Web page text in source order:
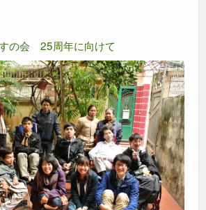
の会 25周年に向けて